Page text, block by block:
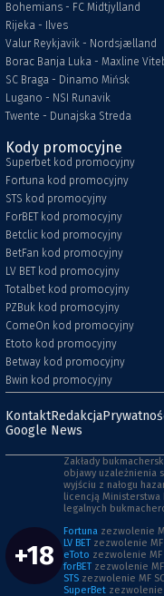
Bohemians - FC Midtjylland
Rijeka - Ilves
Valur Reykjavik - Nordsjælland
Borac Banja Luka - Maxline
SC Braga - Dinamo Mińsk
Lugano - NSI Runavik
Twente - Dunajska Streda
Kody promocyjne
Superbet kod promocyjny
Fortuna kod promocyjny
STS kod promocyjny
ForBET kod promocyjny
Betclic kod promocyjny
BetFan kod promocyjny
LV BET kod promocyjny
Totalbet kod promocyjny
PZBuk kod promocyjny
ComeOn kod promocyjny
Etoto kod promocyjny
Betway kod promocyjny
Bwin kod promocyjny
KontaktRedakcja
Google News
+18
Zakłady
objawy uzależnienia
wyjściu z nałogu
licencją Ministerstwa
legalnych
Fortuna zezwolenie
LV BET zezwolenie MF
eToto zezwolenie MF
forBET zezwolenie MF
STS zezwolenie MF
SuperBet zezwolenie